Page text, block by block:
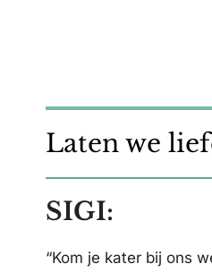
Laten we
SIGI:
“Kom je kater bij ons